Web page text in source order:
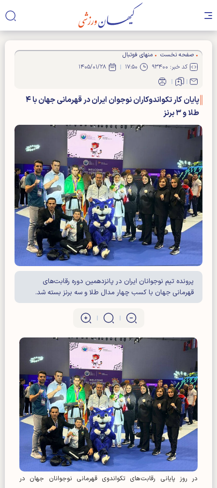
صفحه نخست
منهای فوتبال
کد خبر: ۹۳۴۰۰
۱۷:۵۰ ۱۴۰۵/۰۱/۲۸
پایان کار تکواندوکاران نوجوان ایران در قهرمانی جهان با ۴
طلا و ۳ برنز
پرونده تیم نوجوانان ایران در پانزدهمین دوره رقابت‌های
قهرمانی جهان با کسب چهار مدال طلا و سه برنز بسته شد.
در روز پایانی رقابت‌های تکواندوی قهرمانی نوجوانان جهان در